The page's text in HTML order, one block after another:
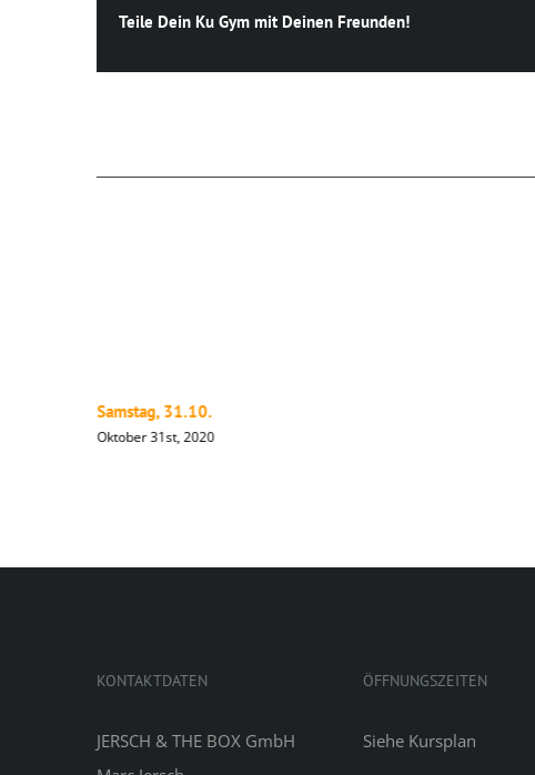
Teile Dein Ku Gym mit Deinen Freunden!
Samstag, 31.10.
Oktober 31st, 2020
KONTAKTDATEN
JERSCH & THE BOX GmbH
ÖFFNUNGSZEITEN
Siehe Kursplan